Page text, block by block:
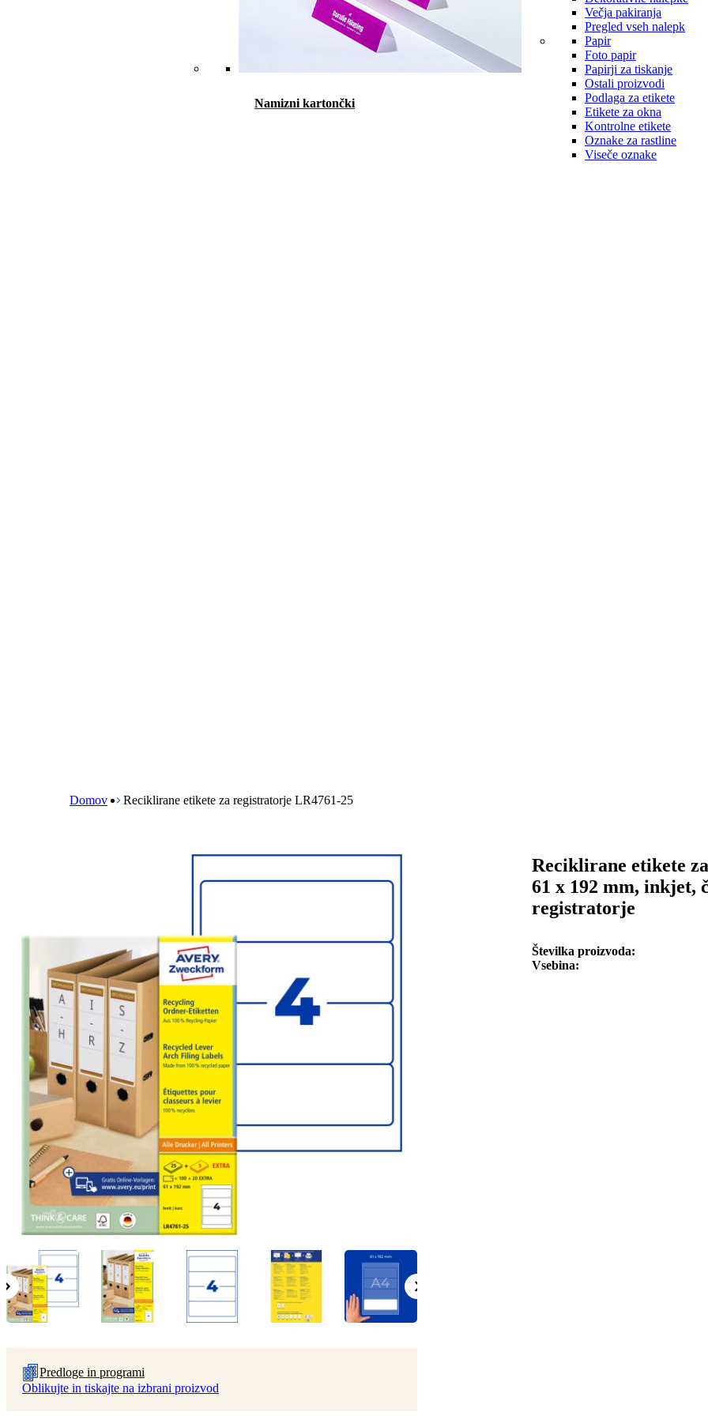
Namizni kartončki
Večja pakiranja
Pregled vseh nalepk
Papir
Foto papir
Papirji za tiskanje
Ostali proizvodi
Podlaga za etikete
Etikete za okna
Kontrolne etikete
Oznake za rastline
Viseče oznake
Domov Reciklirane etikete za registratorje LR4761-25
Reciklirane etikete
61 x 192 mm, inkjet,
registratorje
Številka proizvoda
Vsebina
Predloge in programi
Oblikujte in tiskajte na izbrani proizvod